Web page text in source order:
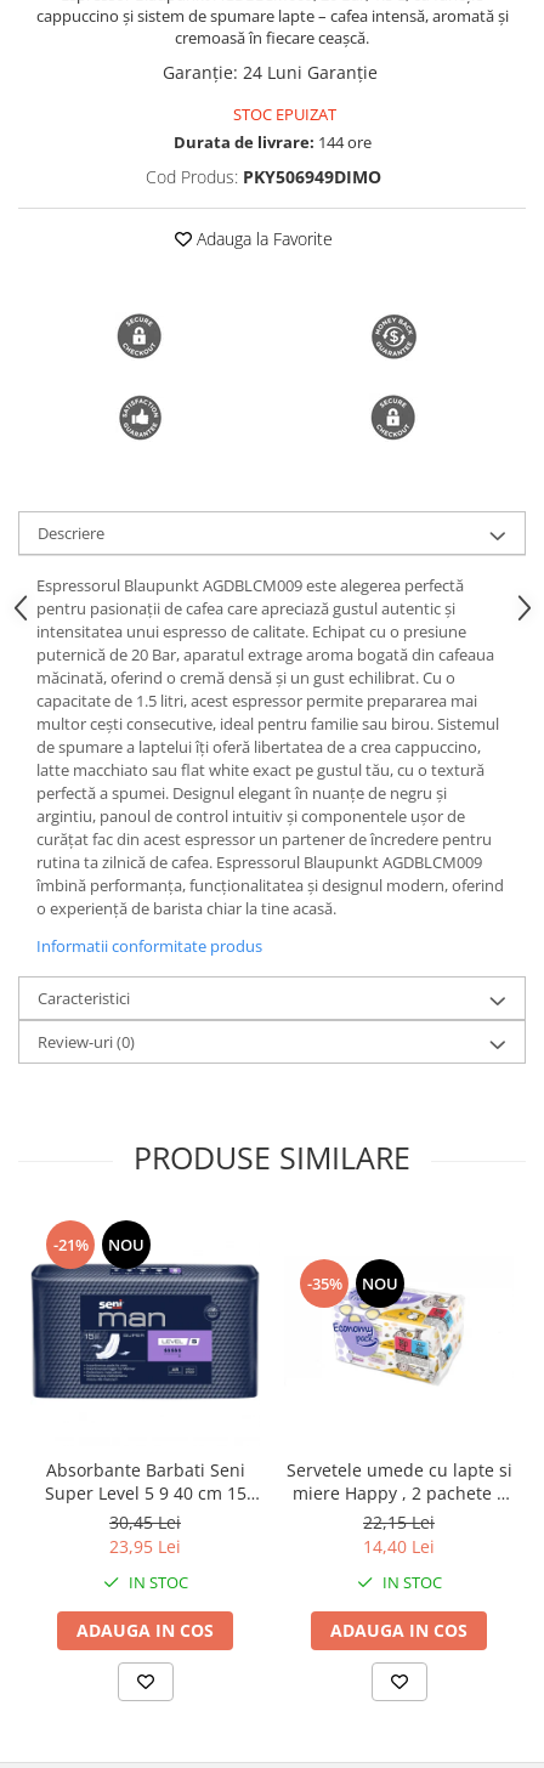
Trimmere si Fierastrae
cappuccino și sistem de spumare lapte – cafea intensă, aromată și
cremoasă în fiecare ceașcă.
Garanție: 24 Luni Garanție
STOC EPUIZAT
Durata de livrare: 144 ore
Cod Produs: PKY506949DIMO
Adauga la Favorite
Descriere
Espressorul Blaupunkt AGDBLCM009 este alegerea perfectă
pentru pasionații de cafea care apreciază gustul autentic și
intensitatea unui espresso de calitate. Echipat cu o presiune
puternică de 20 Bar, aparatul extrage aroma bogată din cafeaua
măcinată, oferind o cremă densă și un gust echilibrat. Cu o
capacitate de 1.5 litri, acest espressor permite prepararea mai
multor cești consecutive, ideal pentru familie sau birou. Sistemul
de spumare a laptelui îți oferă libertatea de a crea cappuccino,
latte macchiato sau flat white exact pe gustul tău, cu o textură
perfectă a spumei. Designul elegant în nuanțe de negru și
argintiu, panoul de control intuitiv și componentele ușor de
curățat fac din acest espressor un partener de încredere pentru
rutina ta zilnică de cafea. Espressorul Blaupunkt AGDBLCM009
îmbină performanța, funcționalitatea și designul modern, oferind
o experiență de barista chiar la tine acasă.
Informatii conformitate produs
Caracteristici
Review-uri(0)
PRODUSE SIMILARE
-21% NOU
Absorbante Barbati Seni
Super Level 5 9 40 cm 15
Bucati
30,45 Lei
23,95 Lei
IN STOC
ADAUGA IN COS
-35% NOU
Servetele umede cu lapte si
miere Happy , 2 pachete x
64 bucati, 128 bucati
22,15 Lei
14,40 Lei
IN STOC
ADAUGA IN COS